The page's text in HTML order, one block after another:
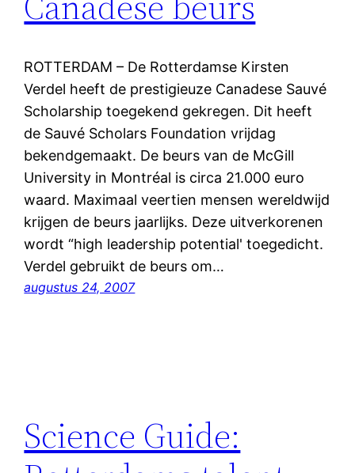
ROTTERDAM – De Rotterdamse Kirsten
Verdel heeft de prestigieuze Canadese Sauvé
Scholarship toegekend gekregen. Dit heeft
de Sauvé Scholars Foundation vrijdag
bekendgemaakt. De beurs van de McGill
University in Montréal is circa 21.000 euro
waard. Maximaal veertien mensen wereldwijd
krijgen de beurs jaarlijks. Deze uitverkorenen
wordt “high leadership potential' toegedicht.
Verdel gebruikt de beurs om…
augustus 24, 2007
Science Guide: